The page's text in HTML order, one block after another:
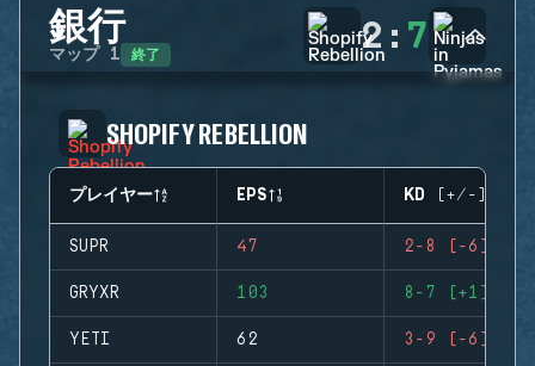
銀行
マップ 1 終了 2 : 7
SHOPIFY REBELLION
プレイヤー EPS KD (+/-)
SUPR 47 2-8 (-6)
GRYXR 103 8-7 (+1)
YETI 62 3-9 (-6)